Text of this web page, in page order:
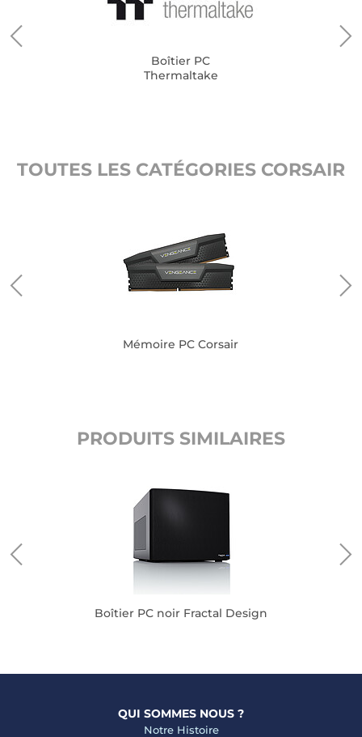
Boîtier PC
Thermaltake
TOUTES LES CATÉGORIES CORSAIR
Mémoire PC Corsair
PRODUITS SIMILAIRES
Boîtier PC noir Fractal Design
QUI SOMMES NOUS ?
Notre Histoire